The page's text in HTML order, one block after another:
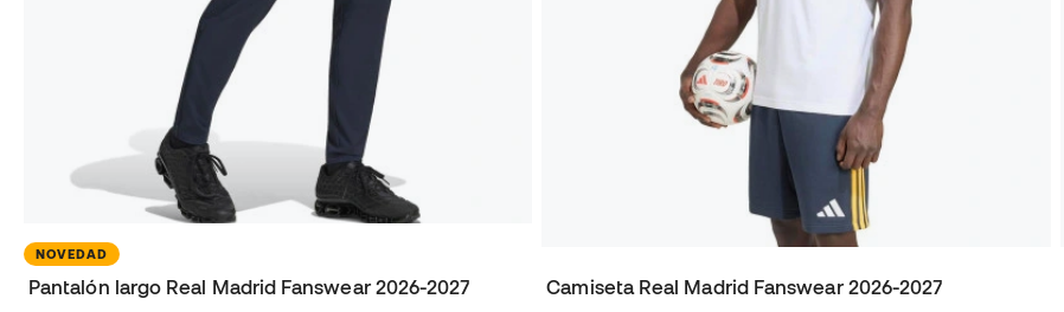
NOVEDAD
Pantalón largo Real Madrid Fanswear 2026-2027 Camiseta Real Madrid Fanswear 2026-2027